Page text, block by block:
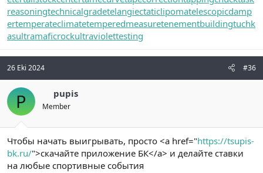
reasoningtechnicalgradetelangiectaticlipomatelescopicdamp
ertemperateclimatetemperedmeasuretenementbuildingtuchk
asultramaficrockultraviolettesting
26 Eki 2024 #36
P pupis
Member
Чтобы начать выигрывать, просто <a href="https://tsupis-
bk.ru/">скачайте приложение БК</a> и делайте ставки
на любые спортивные события